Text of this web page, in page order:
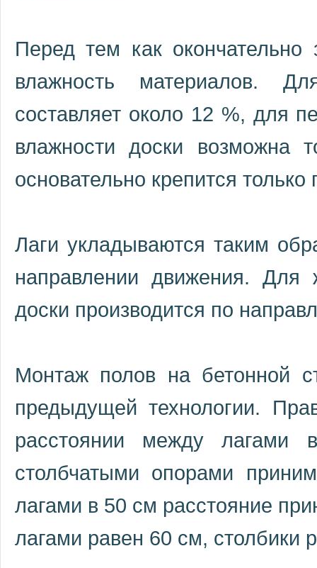
Перед тем как окончательно
влажность материалов.
составляет около 12 %, для
влажности доски возможна
основательно крепится
Лаги укладываются таким
направлении движения.
доски производится по
Монтаж полов на бетонной
предыдущей технологии.
расстоянии между
столбчатыми опорами
лагами в 50 см расстояние
лагами равен 60 см, столбики